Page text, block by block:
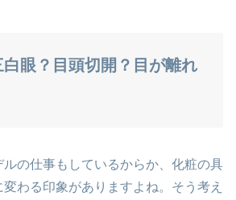
眼？目頭切開？目が離れ
の仕事もしているからか、化粧の具
わる印象がありますよね。そう考え